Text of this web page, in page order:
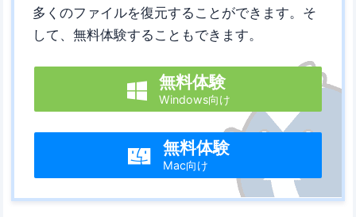
多くのファイルを復元することができます。そ
して、無料体験することもできます。
 無料体験
Windows向け
 無料体験
Mac向け